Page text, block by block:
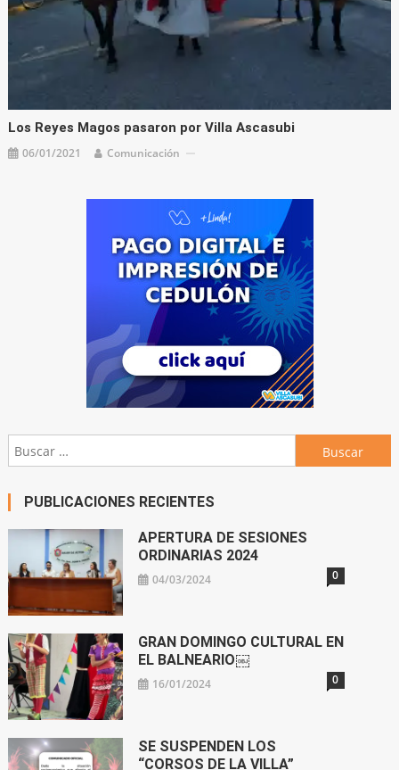
Los Reyes Magos pasaron por Villa Ascasubi
06/01/2021 Comunicación
Buscar:
PUBLICACIONES RECIENTES
APERTURA DE SESIONES
ORDINARIAS 2024
04/03/2024 0
GRAN DOMINGO CULTURAL EN
EL BALNEARIO￼
16/01/2024 0
SE SUSPENDEN LOS
“CORSOS DE LA VILLA”